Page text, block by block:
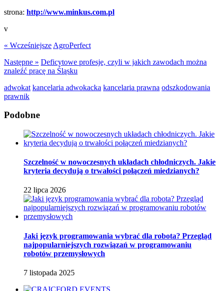
strona: http://www.minkus.com.pl
v
« Wcześniejsze AgroPerfect
Następne » Deficytowe profesje, czyli w jakich zawodach można
znaleźć pracę na Śląsku
adwokat kancelaria adwokacka kancelaria prawna odszkodowania
prawnik
Podobne
Szczelność w nowoczesnych układach chłodniczych. Jakie
kryteria decydują o trwałości połączeń miedzianych?
22 lipca 2026
Jaki język programowania wybrać dla robota? Przegląd
najpopularniejszych rozwiązań w programowaniu
robotów przemysłowych
7 listopada 2025